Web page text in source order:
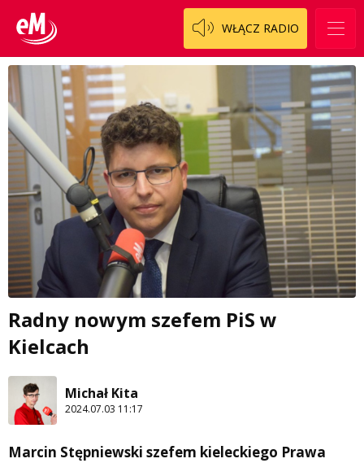
WŁĄCZ RADIO
Radny nowym szefem PiS w
Kielcach
Michał Kita
2024.07.03 11:17
Marcin Stępniewski szefem kieleckiego Prawa